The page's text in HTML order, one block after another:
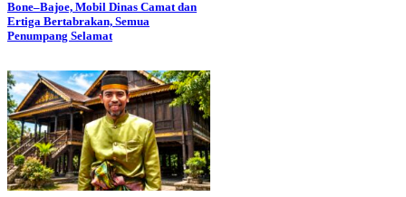
Bone–Bajoe, Mobil Dinas Camat dan
Ertiga Bertabrakan, Semua
Penumpang Selamat